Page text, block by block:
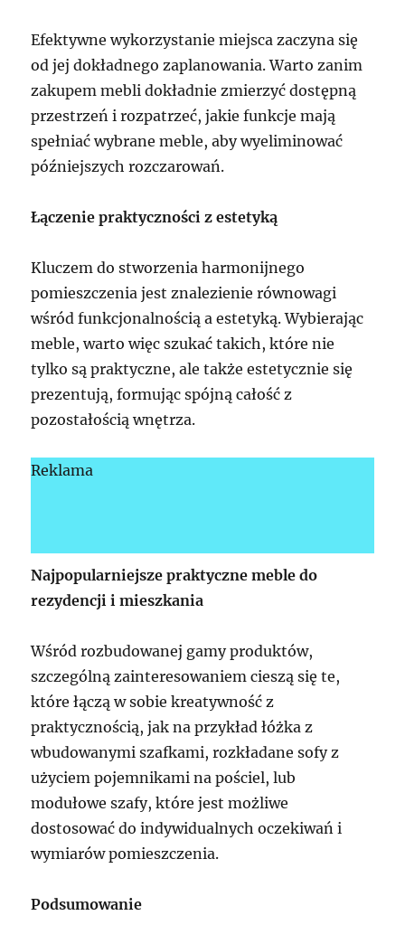
Efektywne wykorzystanie miejsca zaczyna się
od jej dokładnego zaplanowania. Warto zanim
zakupem mebli dokładnie zmierzyć dostępną
przestrzeń i rozpatrzeć, jakie funkcje mają
spełniać wybrane meble, aby wyeliminować
późniejszych rozczarowań.
Łączenie praktyczności z estetyką
Kluczem do stworzenia harmonijnego
pomieszczenia jest znalezienie równowagi
wśród funkcjonalnością a estetyką. Wybierając
meble, warto więc szukać takich, które nie
tylko są praktyczne, ale także estetycznie się
prezentują, formując spójną całość z
pozostałością wnętrza.
Reklama
Najpopularniejsze praktyczne meble do
rezydencji i mieszkania
Wśród rozbudowanej gamy produktów,
szczególną zainteresowaniem cieszą się te,
które łączą w sobie kreatywność z
praktycznością, jak na przykład łóżka z
wbudowanymi szafkami, rozkładane sofy z
użyciem pojemnikami na pościel, lub
modułowe szafy, które jest możliwe
dostosować do indywidualnych oczekiwań i
wymiarów pomieszczenia.
Podsumowanie